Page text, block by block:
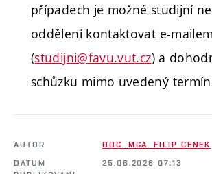
případech je možné studijní
oddělení kontaktovat e-mailem
(studijni@favu.vut.cz) a
schůzku mimo uvedený
AUTOR
DOC. MGA. FILIP CENEK
DATUM
25.06.2026 07:13